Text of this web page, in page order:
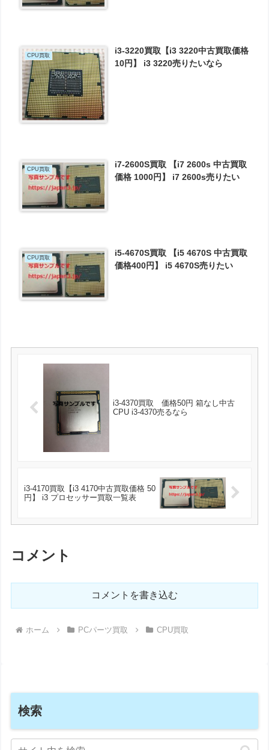
CPU買取
i3-3220買取【i3 3220中古買取価格
10円】 i3 3220売りたいなら
CPU買取
i7-2600S買取 【i7 2600s 中古買取
価格 1000円】 i7 2600s売りたい
CPU買取
i5-4670S買取 【i5 4670S 中古買取
価格400円】 i5 4670S売りたい
i3-4370買取 価格50円 箱なし中古
CPU i3-4370売るなら
i3-4170買取【i3 4170中古買取価格 50
円】 i3 プロセッサー買取一覧表
コメント
コメントを書き込む
ホーム PCパーツ買取 CPU買取
検索